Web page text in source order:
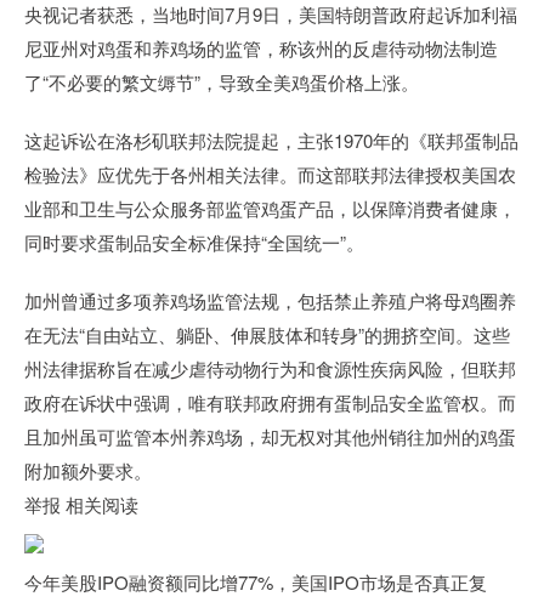
央视记者获悉，当地时间7月9日，美国特朗普政府起诉加利福
尼亚州对鸡蛋和养鸡场的监管，称该州的反虐待动物法制造
了“不必要的繁文缛节”，导致全美鸡蛋价格上涨。
这起诉讼在洛杉矶联邦法院提起，主张1970年的《联邦蛋制品
检验法》应优先于各州相关法律。而这部联邦法律授权美国农
业部和卫生与公众服务部监管鸡蛋产品，以保障消费者健康，
同时要求蛋制品安全标准保持“全国统一”。
加州曾通过多项养鸡场监管法规，包括禁止养殖户将母鸡圈养
在无法“自由站立、躺卧、伸展肢体和转身”的拥挤空间。这些
州法律据称旨在减少虐待动物行为和食源性疾病风险，但联邦
政府在诉状中强调，唯有联邦政府拥有蛋制品安全监管权。而
且加州虽可监管本州养鸡场，却无权对其他州销往加州的鸡蛋
附加额外要求。
举报 相关阅读
今年美股IPO融资额同比增77%，美国IPO市场是否真正复